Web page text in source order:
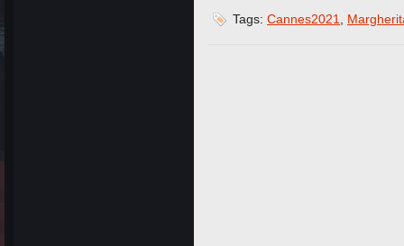
Tags: Cannes2021,